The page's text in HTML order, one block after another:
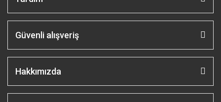
Güvenli alışveriş
Hakkımızda